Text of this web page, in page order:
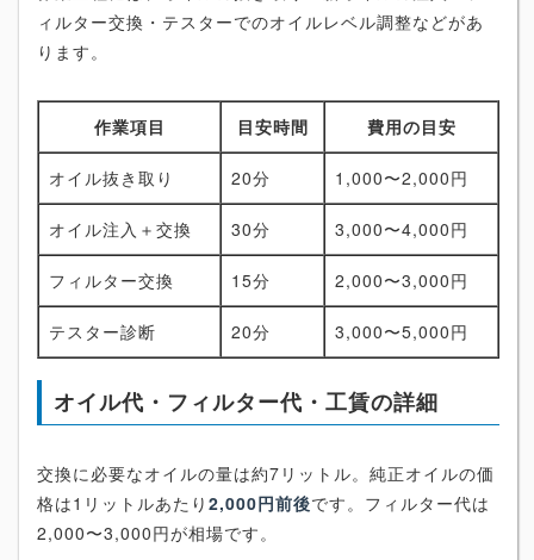
ィルター交換・テスターでのオイルレベル調整などがあ
ります。
作業項目 目安時間 費用の目安
オイル抜き取り 20分 1,000〜2,000円
オイル注入＋交換 30分 3,000〜4,000円
フィルター交換 15分 2,000〜3,000円
テスター診断 20分 3,000〜5,000円
オイル代・フィルター代・工賃の詳細
交換に必要なオイルの量は約7リットル。純正オイルの価
格は1リットルあたり 2,000円前後です。フィルター代は
2,000〜3,000円が相場です。